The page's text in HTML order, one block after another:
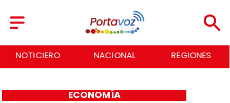
NACIONAL REGIONES ECONOMÍA
ECONOMÍA